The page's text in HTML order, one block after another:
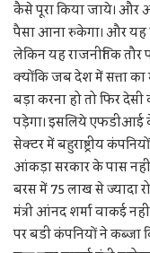
कैसे पूरा किया जाये। और
पैसा आना रुकेगा। और यह
लेकिन यह राजनीतिक तौर
क्योंकि जब देश में सत्ता
बड़ा करना हो तो फिर
पड़ेगा। इसलिये एफडीआई
सेक्टर में बहुराष्ट्रीय
आंकड़ा सरकार के पास
बरस में 75 लाख से ज्यादा
मंत्री आंनद शर्मा वाकई
पर बडी कंपनियों ने कब्जा